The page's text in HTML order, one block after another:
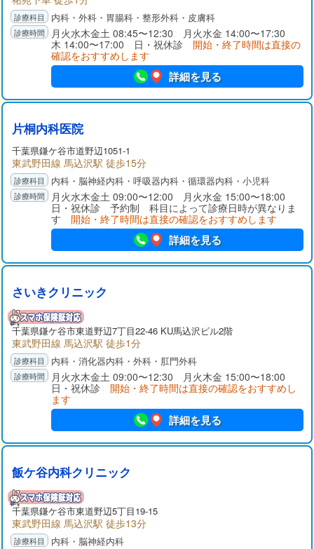
内科・外科・胃腸科・整形外科・皮膚科
月火水木金土 08:45〜12:30 月火水金 14:00〜17:30
木 14:00〜17:00 日・祝休診 開始・終了時間は直接の
確認をおすすめします
詳細を見る
片桐内科医院
千葉県鎌ケ谷市道野辺1051-1
東武野田線 馬込沢駅 徒歩15分
内科・脳神経内科・呼吸器内科・循環器内科・小児科
月火水木金土 09:00〜12:00 月火水金 15:00〜18:00
日・祝休診 予約制 科目によって診療日時が異なりま
す 開始・終了時間は直接の確認をおすすめします
詳細を見る
さいきクリニック
千葉県鎌ケ谷市東道野辺7丁目22-46 KU馬込沢ビル2階
東武野田線 馬込沢駅 徒歩1分
内科・消化器内科・外科・肛門外科
月火水木金土 09:00〜12:30 月火木金 15:00〜18:00
日・祝休診 開始・終了時間は直接の確認をおすすめし
ます
詳細を見る
飯ケ谷内科クリニック
千葉県鎌ケ谷市東道野辺5丁目19-15
東武野田線 馬込沢駅 徒歩13分
内科・脳神経内科